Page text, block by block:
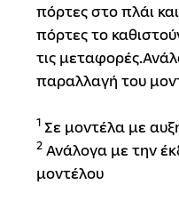
πόρτες στο πλάι
πόρτες το
τις
παραλλαγή του
1Σε μοντέλα με
2Ανάλογα με την
μοντέλου